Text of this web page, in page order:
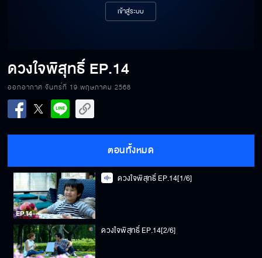
เข้าสู่ระบบ
ดวงใจพิสุทธิ์ EP.14
ออกอากาศ จันทร์ที่ 19 พฤษภาคม 2568
ตอนทั้งหมด
ดวงใจพิสุทธิ์ EP.14[1/6]
ดวงใจพิสุทธิ์ EP.14[2/6]